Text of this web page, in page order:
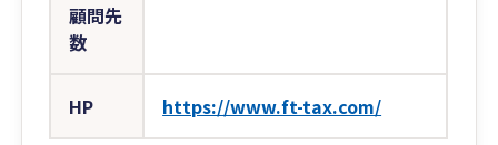
顧問先
数
HP https://www.ft-tax.com/